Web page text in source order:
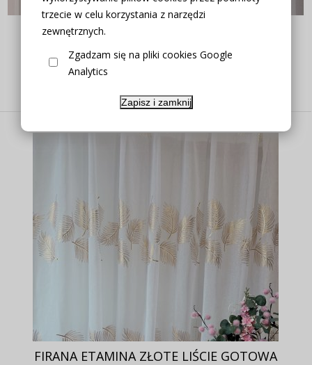
trzecie w celu korzystania z narzędzi
zewnętrznych.
Zgadzam się na pliki cookies Google
Analytics
Zapisz i zamknij
FIRANA ETAMINA ZŁOTE LIŚCIE 280CM
FIRANA ETAMINA ZŁOTE LIŚCIE GOTOWA